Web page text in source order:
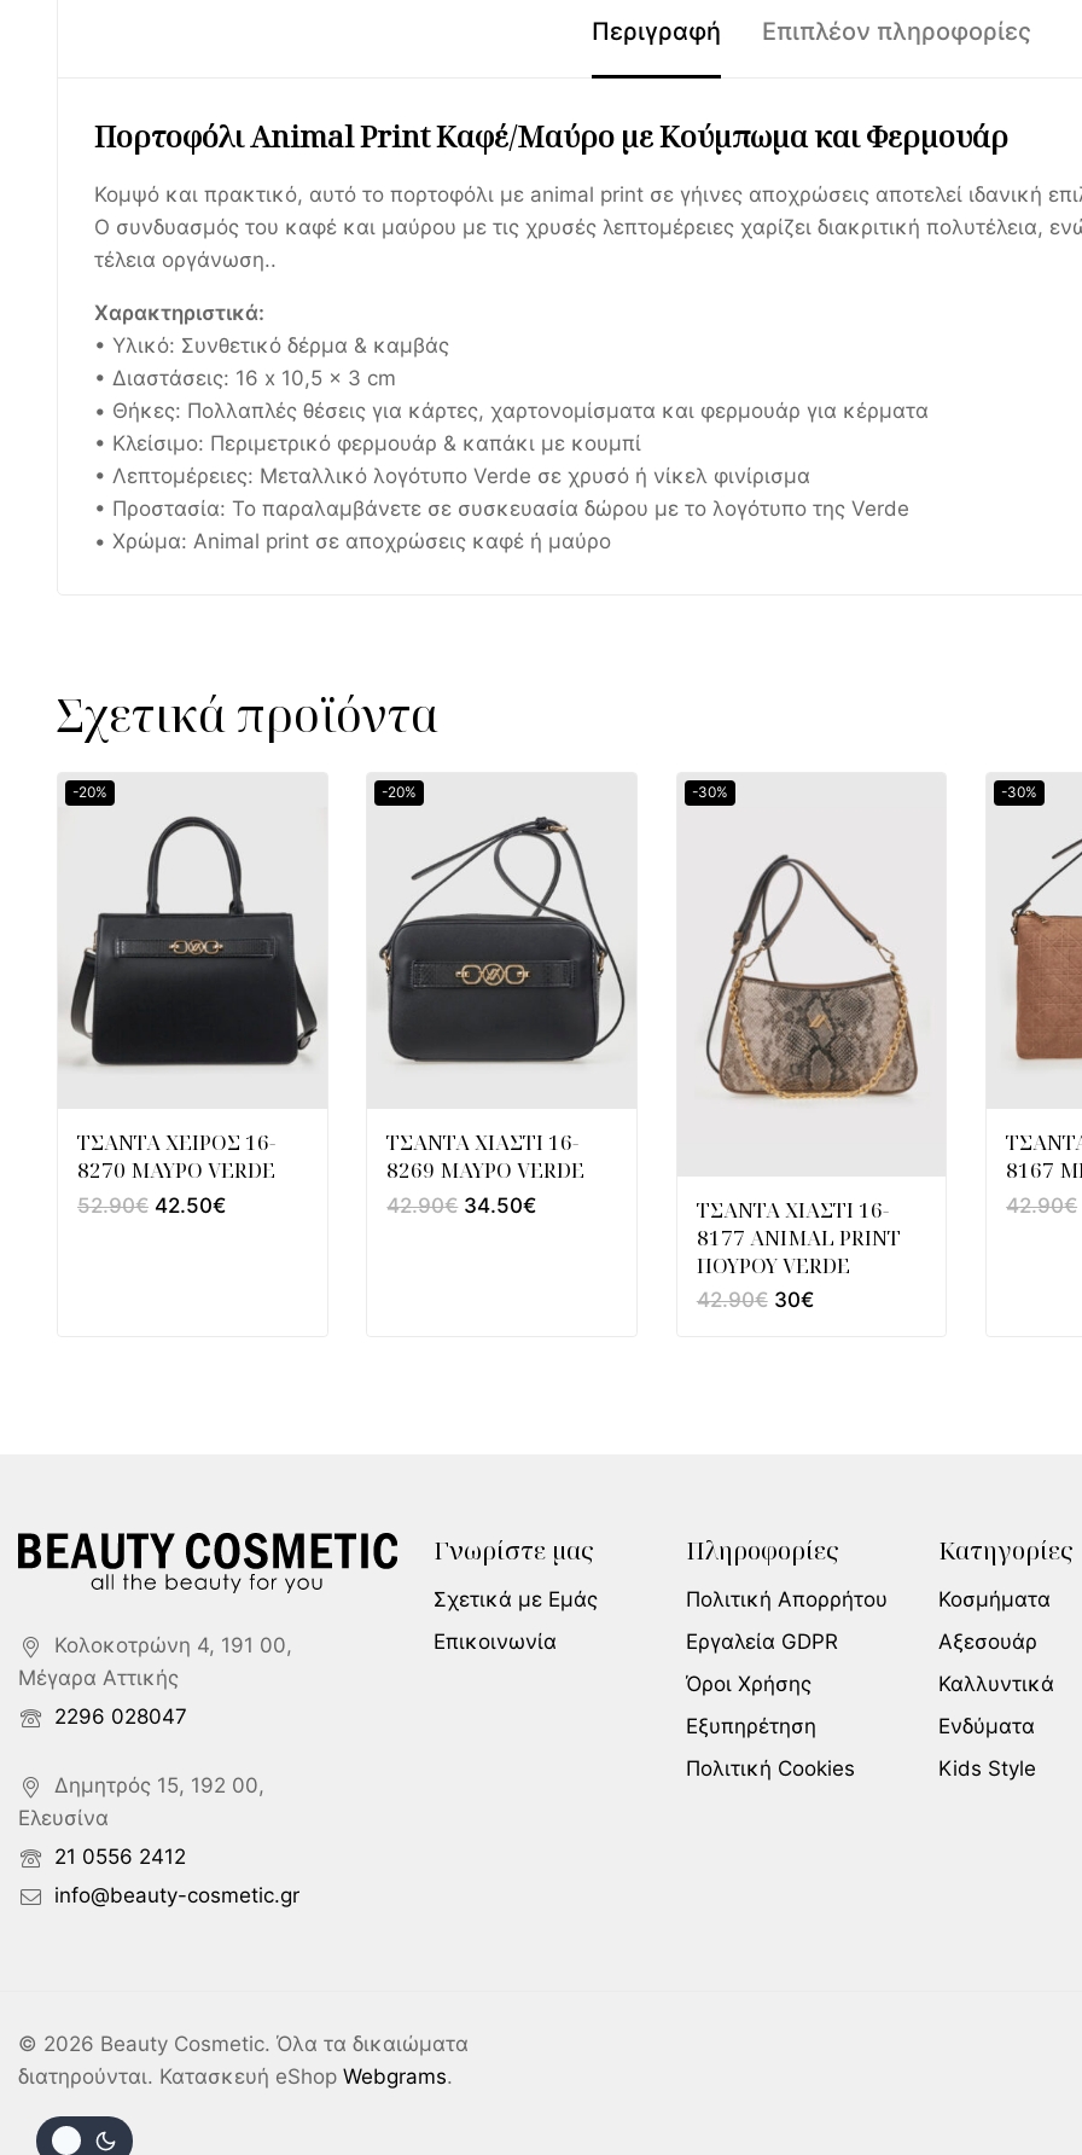
Περιγραφή Επιπλέον πληροφορίες
Πορτοφόλι Animal Print Καφέ/Μαύρο με Κούμπωμα και Φερμουάρ
Κομψό και πρακτικό, αυτό το πορτοφόλι με animal print σε γήινες αποχρώσεις αποτελεί ιδανική
Ο συνδυασμός του καφέ και μαύρου με τις χρυσές λεπτομέρειες χαρίζει διακριτική πολυτέλεια,
τέλεια οργάνωση..
Χαρακτηριστικά:
• Υλικό: Συνθετικό δέρμα & καμβάς
• Διαστάσεις: 16 x 10,5 x 3 cm
• Θήκες: Πολλαπλές θέσεις για κάρτες, χαρτονομίσματα και φερμουάρ για κέρματα
• Κλείσιμο: Περιμετρικό φερμουάρ & καπάκι με κουμπί
• Λεπτομέρειες: Μεταλλικό λογότυπο Verde σε χρυσό ή νίκελ φινίρισμα
• Προστασία: Το παραλαμβάνετε σε συσκευασία δώρου με το λογότυπο της Verde
• Χρώμα: Animal print σε αποχρώσεις καφέ ή μαύρο
Σχετικά προϊόντα
-20%
ΤΣΑΝΤΑ ΧΕΙΡΟΣ 16-
8270 ΜΑΥΡΟ VERDE
52.90€ 42.50€
-20%
ΤΣΑΝΤΑ ΧΙΑΣΤΙ 16-
8269 ΜΑΥΡΟ VERDE
42.90€ 34.50€
-30%
ΤΣΑΝΤΑ ΧΙΑΣΤΙ 16-
8177 ANIMAL PRINT
ΠΟΥΡΟΥ VERDE
42.90€ 30€
-30%
8167
42.90€
Κολοκοτρώνη 4, 191 00,
Μέγαρα Αττικής
2296 028047
Δημητρός 15, 192 00,
Ελευσίνα
21 0556 2412
info@beauty-cosmetic.gr
Γνωρίστε μας
Σχετικά με Εμάς
Επικοινωνία
Πληροφορίες
Πολιτική Απορρήτου
Εργαλεία GDPR
Όροι Χρήσης
Εξυπηρέτηση
Πολιτική Cookies
Κατηγορίες
Κοσμήματα
Αξεσουάρ
Καλλυντικά
Ενδύματα
Kids Style
© 2026 Beauty Cosmetic. Όλα τα δικαιώματα
διατηρούνται. Κατασκευή eShop Webgrams.